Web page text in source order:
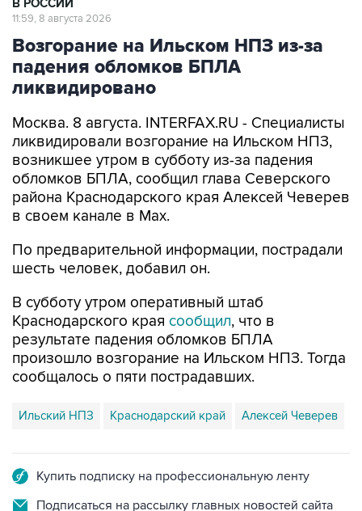
Возгорание на Ильском НПЗ из-за
падения обломков БПЛА
ликвидировано
Москва. 8 августа. INTERFAX.RU - Специалисты
возникшее утром в субботу из-за падения
обломков БПЛА, сообщил глава Северского
района Краснодарского края Алексей Чеверев
в своем канале в Max.
По предварительной информации, пострадали
В субботу утром оперативный штаб
результате падения обломков БПЛА
произошло возгорание на Ильском НПЗ. Тогда
сообщалось о пяти пострадавших.
Ильский НПЗ Краснодарский край Алексей Чеверев
Подписаться на рассылку главных новостей сайта
Получать оперативные новости в официальном